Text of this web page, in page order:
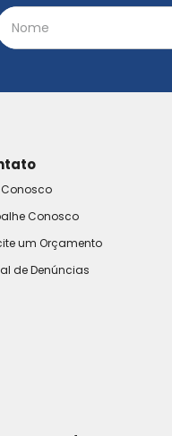
Conosco
Conosco
um Orçamento
de Denúncias